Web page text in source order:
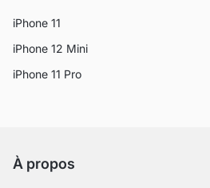
iPhone 11
iPhone 12 Mini
iPhone 11 Pro
À propos